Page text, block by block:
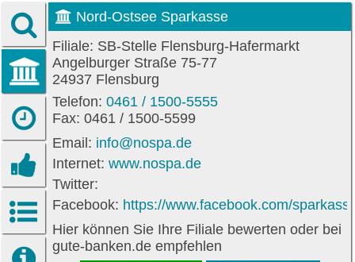
Nord-Ostsee Sparkasse
Filiale: SB-Stelle Flensburg-Hafermarkt
Angelburger Straße 75-77
24937 Flensburg
Telefon: 0461 / 1500-5555
Fax: 0461 / 1500-5599
Email: info@nospa.de
Internet: www.nospa.de
Twitter:
Facebook: https://www.facebook.com/
Hier können Sie Ihre Filiale bewerten oder bei
gute-banken.de empfehlen